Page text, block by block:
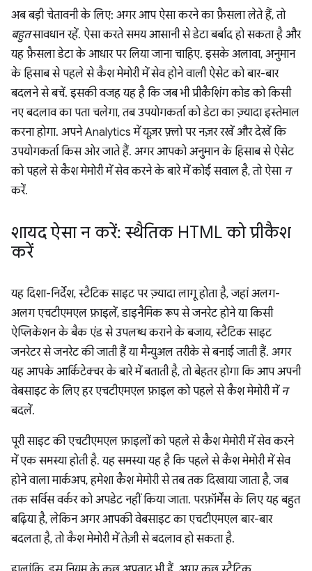
अब बड़ी चेतावनी के लिए: अगर आप ऐसा करने का फ़ैसला लेते हैं, तो
बहुतसावधान रहें. ऐसा करते समय आसानी से डेटा बर्बाद हो सकता है और
यह फ़ैसला डेटा के आधार पर लिया जाना चाहिए. इसके अलावा, अनुमान
के हिसाब से पहले से कैश मेमोरी में सेव होने वाली ऐसेट को बार-बार
बदलने से बचें. इसकी वजह यह है कि जब भी प्रीकैशिंग कोड को किसी
नए बदलाव का पता चलेगा, तब उपयोगकर्ता को डेटा का ज़्यादा इस्तेमाल
करना होगा. अपने Analytics में यूज़र फ़्लो पर नज़र रखें और देखें कि
उपयोगकर्ता किस ओर जाते हैं. अगर आपको अनुमान के हिसाब से ऐसेट
को पहले से कैश मेमोरी में सेव करने के बारे में कोई सवाल है, तो ऐसा न
करें.
शायद ऐसा न करें: स्थैतिक HTML को प्रीकैश
करें
यह दिशा-निर्देश, स्टैटिक साइट पर ज़्यादा लागू होता है, जहां अलग-
अलग एचटीएमएल फ़ाइलें, डाइनैमिक रूप से जनरेट होने या किसी
ऐप्लिकेशन के बैक एंड से उपलब्ध कराने के बजाय, स्टैटिक साइट
जनरेटर से जनरेट की जाती हैं या मैन्युअल तरीके से बनाई जाती हैं. अगर
यह आपके आर्किटेक्चर के बारे में बताती है, तो बेहतर होगा कि आप अपनी
वेबसाइट के लिए हर एचटीएमएल फ़ाइल को पहले से कैश मेमोरी में न
बदलें.
पूरी साइट की एचटीएमएल फ़ाइलों को पहले से कैश मेमोरी में सेव करने
में एक समस्या होती है. यह समस्या यह है कि पहले से कैश मेमोरी में सेव
होने वाला मार्कअप, हमेशा कैश मेमोरी से तब तक दिखाया जाता है, जब
तक सर्विस वर्कर को अपडेट नहीं किया जाता. परफ़ॉर्मेंस के लिए यह बहुत
बढ़िया है, लेकिन अगर आपकी वेबसाइट का एचटीएमएल बार-बार
बदलता है, तो कैश मेमोरी में तेज़ी से बदलाव हो सकता है.